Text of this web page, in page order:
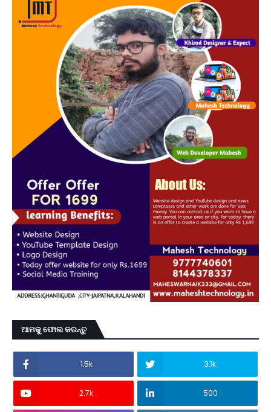
ଆମକୁ ଫୋଲ କରନ୍ତୁ
1.5k 3.1k
2.7k 500